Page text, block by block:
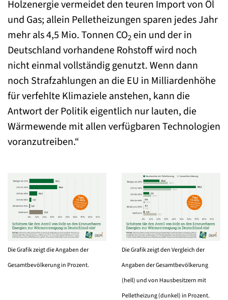
Holzenergie vermeidet den teuren Import von Öl
und Gas; allein Pelletheizungen sparen jedes Jahr
mehr als 4,5 Mio. Tonnen CO2 ein und der in
Deutschland vorhandene Rohstoff wird noch
nicht einmal vollständig genutzt. Wenn dann
noch Strafzahlungen an die EU in Milliardenhöhe
für verfehlte Klimaziele anstehen, kann die
Antwort der Politik eigentlich nur lauten, die
Wärmewende mit allen verfügbaren Technologien
voranzutreiben.“
Die Grafik zeigt die Angaben der
Gesamtbevölkerung in Prozent.
Die Grafik zeigt den Vergleich der
Angaben der Gesamtbevölkerung
(hell) und von Hausbesitzern mit
Pelletheizung (dunkel) in Prozent.